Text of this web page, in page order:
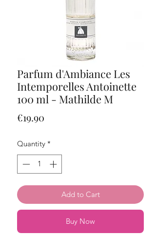
Parfum d'Ambiance Les
Intemporelles Antoinette
100 ml - Mathilde M
€19.90
Quantity *
Add to Cart
Buy Now